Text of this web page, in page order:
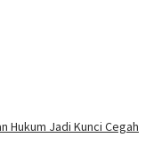
Hukum Jadi Kunci Cegah